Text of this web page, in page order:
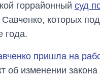
горрайонный суд
которых
года.
пришла на
об изменении